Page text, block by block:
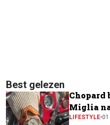
Best gelezen
Chopard
Miglia
horloge
LIFESTYLE•